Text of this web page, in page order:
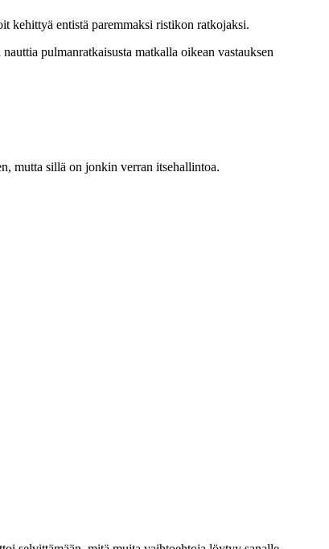
kehittyä entistä paremmaksi ristikon ratkojaksi.
pulmanratkaisusta matkalla oikean vastauksen
mutta sillä on jonkin verran itsehallintoa.